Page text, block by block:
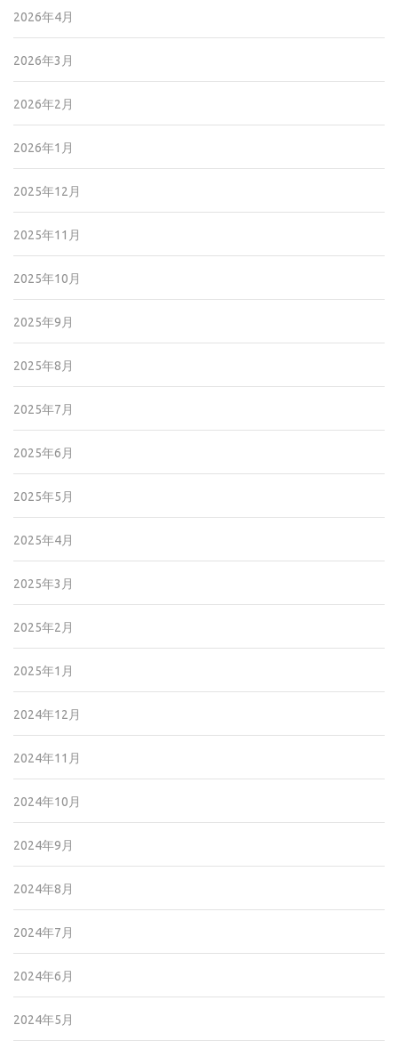
2026年4月
2026年3月
2026年2月
2026年1月
2025年12月
2025年11月
2025年10月
2025年9月
2025年8月
2025年7月
2025年6月
2025年5月
2025年4月
2025年3月
2025年2月
2025年1月
2024年12月
2024年11月
2024年10月
2024年9月
2024年8月
2024年7月
2024年6月
2024年5月